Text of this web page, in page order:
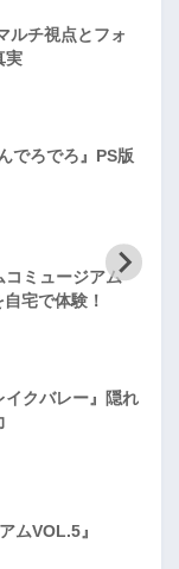
ルチ視点とフォ
実
でろでろ』PS版
コミュージアム
宅で体験！
イクバレー』隠れ
ムVOL.5』